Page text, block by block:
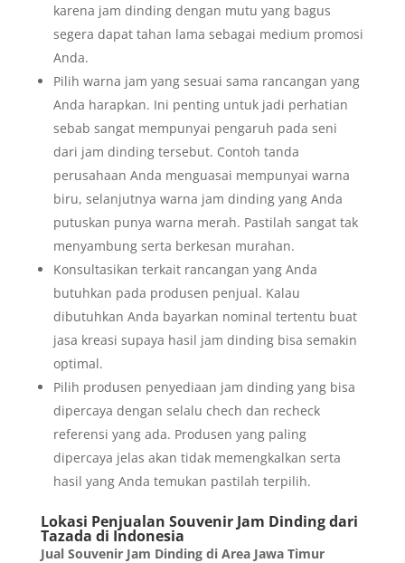
karena jam dinding dengan mutu yang bagus
segera dapat tahan lama sebagai medium promosi
Anda.
Pilih warna jam yang sesuai sama rancangan yang
Anda harapkan. Ini penting untuk jadi perhatian
sebab sangat mempunyai pengaruh pada seni
dari jam dinding tersebut. Contoh tanda
perusahaan Anda menguasai mempunyai warna
biru, selanjutnya warna jam dinding yang Anda
putuskan punya warna merah. Pastilah sangat tak
menyambung serta berkesan murahan.
Konsultasikan terkait rancangan yang Anda
butuhkan pada produsen penjual. Kalau
dibutuhkan Anda bayarkan nominal tertentu buat
jasa kreasi supaya hasil jam dinding bisa semakin
optimal.
Pilih produsen penyediaan jam dinding yang bisa
dipercaya dengan selalu chech dan recheck
referensi yang ada. Produsen yang paling
dipercaya jelas akan tidak memengkalkan serta
hasil yang Anda temukan pastilah terpilih.
Lokasi Penjualan Souvenir Jam Dinding dari
Tazada di Indonesia
Jual Souvenir Jam Dinding di Area Jawa Timur